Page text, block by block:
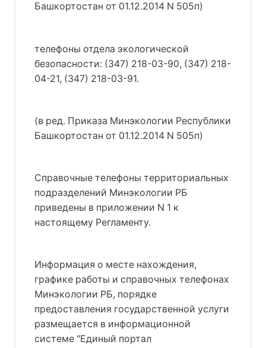
Башкортостан от 01.12.2014 N 505п)
телефоны отдела экологической
безопасности: (347) 218-03-90, (347) 218-
04-21, (347) 218-03-91.
(в ред. Приказа Минэкологии Республики
Башкортостан от 01.12.2014 N 505п)
Справочные телефоны территориальных
подразделений Минэкологии РБ
приведены в приложении N 1 к
настоящему Регламенту.
Информация о месте нахождения,
графике работы и справочных телефонах
Минэкологии РБ, порядке
предоставления государственной услуги
размещается в информационной
системе "Единый портал